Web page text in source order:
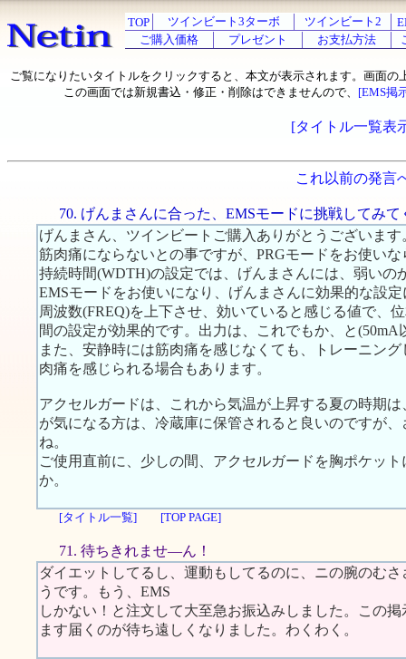
TOP ツインビート3ターボ ツインビート2
ご購入価格
プレゼント お支払方法
ご覧になりたいタイトルをクリックすると、本文が表示されます。画面の
この画面では新規書込・修正・削除はできませんので、 [EMS掲
[タイトル一覧表
これ以前の発言
70. げんまさんに合った、EMSモードに挑戦してみて
げんまさん、ツインビートご購入ありがとうございます
筋肉痛にならないとの事ですが、PRGモードをお使い
持続時間(WDTH)の設定では、げんまさんには、弱いの
EMSモードをお使いになり、げんまさんに効果的な設
周波数(FREQ)を上下させ、効いていると感じる値で、
間の設定が効果的です。出力は、これでもか、と(50mA
また、安静時には筋肉痛を感じなくても、トレーニン
肉痛を感じられる場合もあります。
アクセルガードは、これから気温が上昇する夏の時期
が気になる方は、冷蔵庫に保管されると良いのですが
ね。
ご使用直前に、少しの間、アクセルガードを胸ポケッ
か。
[タイトル一覧] [TOP PAGE]
71. 待ちきれませ―ん！
ダイエットしてるし、運動もしてるのに、ニの腕のむ
うです。もう、EMS
しかない！と注文して大至急お振込みしました。この
ます届くのが待ち遠しくなりました。わくわく。